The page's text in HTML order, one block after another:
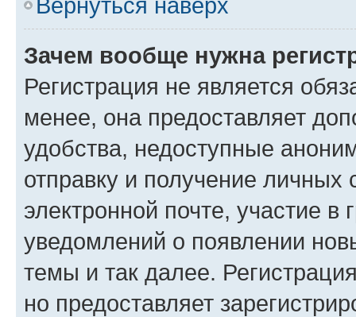
Зачем вообще нужна
Регистрация не является
менее, она предоставляет
удобства, недоступные
отправку и получение
электронной почте, участие в
уведомлений о появлении
темы и так далее.
но предоставляет